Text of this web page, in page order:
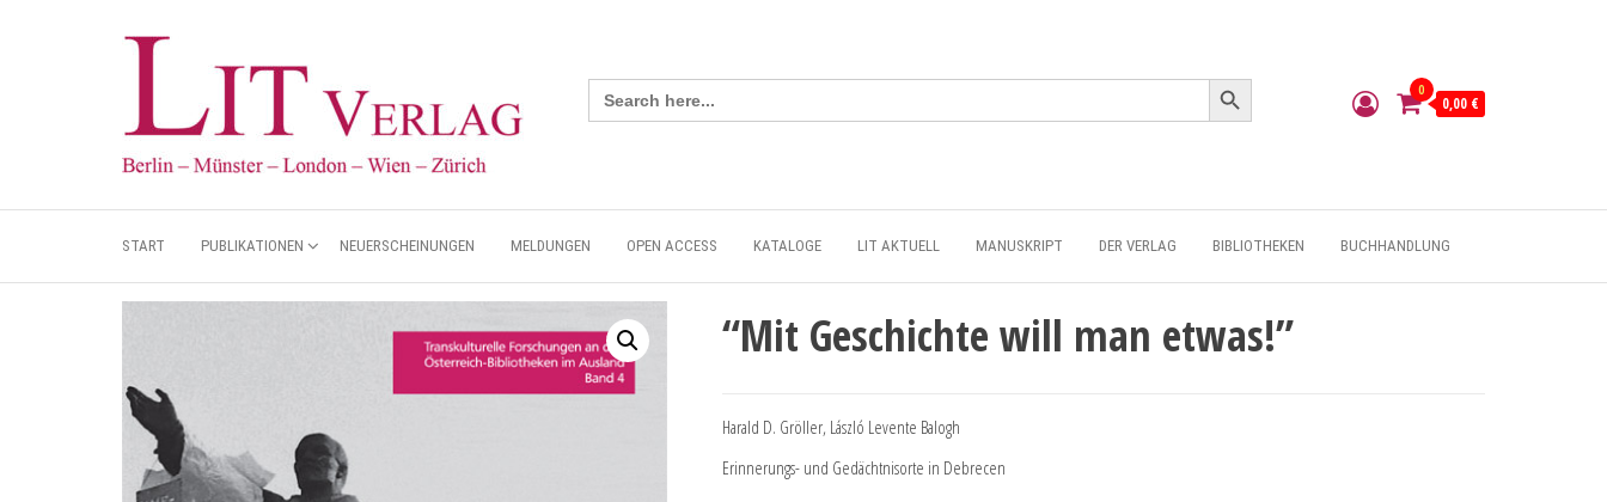
Search
for:
Search Button
0
0,00 €
START PUBLIKATIONEN NEUERSCHEINUNGEN MELDUNGEN OPEN ACCESS KATALOGE LIT AKTUELL MANUSKRIPT DER VERLAG BIBLIOTHEKEN BUCHHANDLUNG
“Mit Geschichte will man etwas!”
Harald D. Gröller, László Levente Balogh
Erinnerungs- und Gedächtnisorte in Debrecen